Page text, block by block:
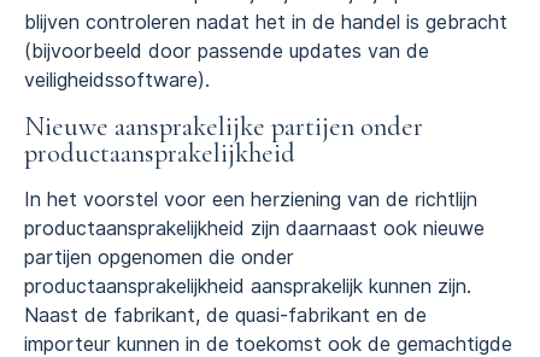
blijven controleren nadat het in de handel is gebracht
(bijvoorbeeld door passende updates van de
veiligheidssoftware).
Nieuwe aansprakelijke partijen onder
productaansprakelijkheid
In het voorstel voor een herziening van de richtlijn
productaansprakelijkheid zijn daarnaast ook nieuwe
partijen opgenomen die onder
productaansprakelijkheid aansprakelijk kunnen zijn.
Naast de fabrikant, de quasi-fabrikant en de
importeur kunnen in de toekomst ook de gemachtigde